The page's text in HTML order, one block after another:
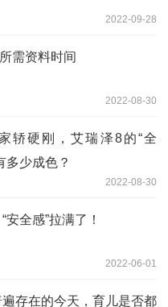
2022-09-28
需资料时间
2022-08-30
轿硬刚，艾瑞泽8的“全
多少成色？
2022-08-30
安全感”拉满了！
2022-06-01
存在的今天，育儿是否都